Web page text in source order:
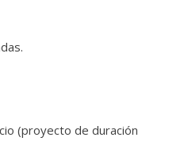
(proyecto de duración